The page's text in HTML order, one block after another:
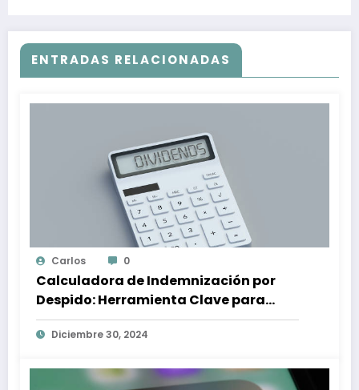
ENTRADAS RELACIONADAS
Carlos 0
Calculadora de Indemnización por
Despido: Herramienta Clave para
Proteger tus Derechos Laborales
Diciembre 30, 2024